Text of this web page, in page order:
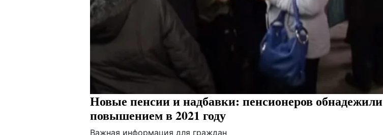
Новые пенсии и надбавки: пенсионеров обнадежили
повышением в 2021 году
Важная информация для граждан